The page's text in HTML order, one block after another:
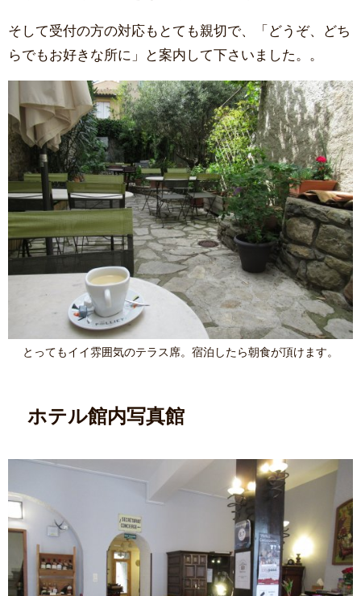
そして受付の方の対応もとても親切で、「どうぞ、どち
らでもお好きな所に」と案内して下さいました。。
とってもイイ雰囲気のテラス席。宿泊したら朝食が頂けます。
ホテル館内写真館